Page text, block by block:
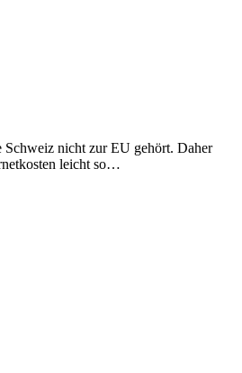
Schweiz nicht zur EU gehört. Daher
leicht so…